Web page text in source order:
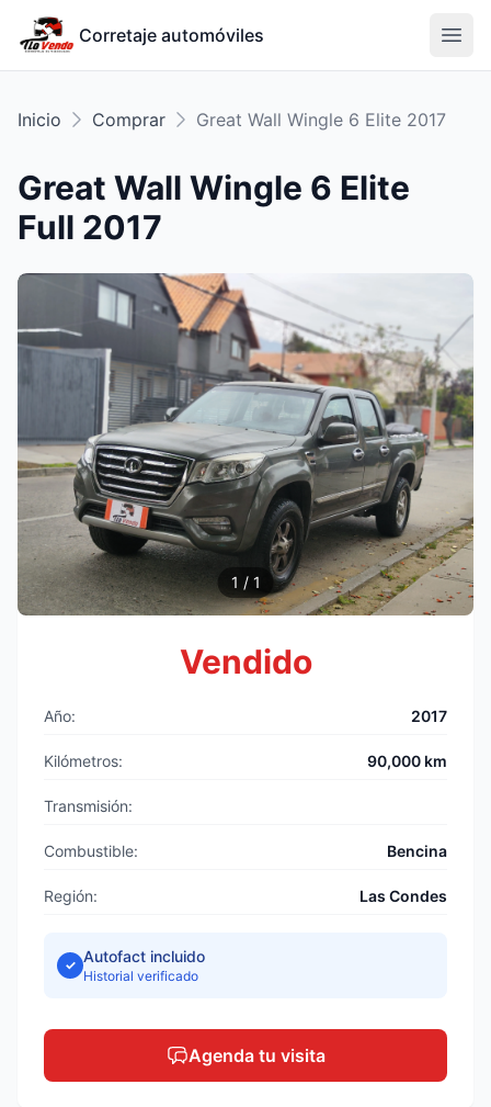
Corretaje automóviles
Inicio Comprar Great Wall Wingle 6 Elite 2017
Great Wall Wingle 6 Elite
Full 2017
1 / 1
Vendido
Año: 2017
Kilómetros: 90,000 km
Transmisión:
Combustible: Bencina
Región: Las Condes
✓ Autofact incluido
Historial verificado
Agenda tu visita